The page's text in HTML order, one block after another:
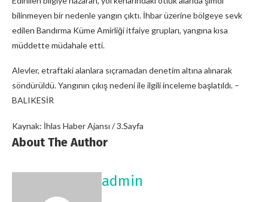
bilinmeyen bir nedenle yangın çıktı. İhbar üzerine bölgeye sevk
edilen Bandırma Küme Amirliği itfaiye grupları, yangına kısa
müddette müdahale etti.
Alevler, etraftaki alanlara sıçramadan denetim altına alınarak
söndürüldü. Yangının çıkış nedeni ile ilgili inceleme başlatıldı. –
BALIKESİR
Kaynak: İhlas Haber Ajansı / 3.Sayfa
About The Author
admin